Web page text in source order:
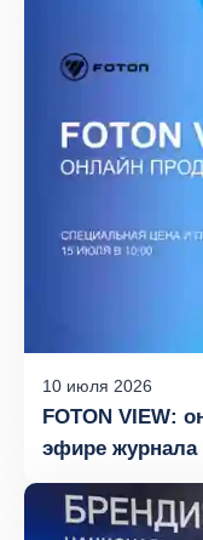
10 июля 2026
FOTON VIEW:
эфире журнала